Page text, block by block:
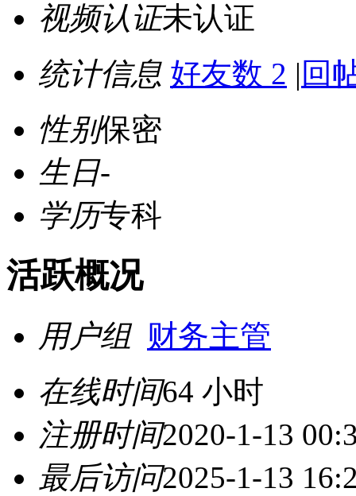
视频认证未认证
统计信息 好友数 2 | 回
性别保密
生日-
学历专科
活跃概况
用户组 财务主管
在线时间64 小时
注册时间2020-1-13
最后访问2025-1-13